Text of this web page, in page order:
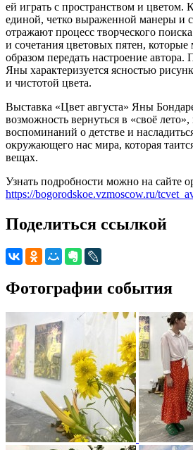
ей играть с пространством и
единой, четко выраженной манеры и
отражают процесс творческого
и сочетания цветовых пятен,
образом передать настроение автора.
Яны характеризуется ясностью
и чистотой цвета.
Выставка «Цвет августа» Яны
возможность вернуться в «своё
воспоминаний о детстве и
окружающего нас мира, которая
вещах.
Узнать подробности можно на сайте
https://bogorodskoe.vzmoscow.ru/
Поделиться ссылкой
Фотографии события